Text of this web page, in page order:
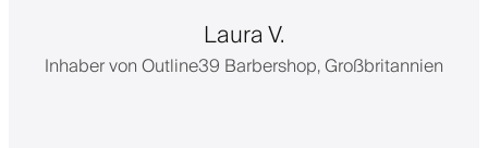
Laura V.
Inhaber von Outline39 Barbershop, Großbritannien